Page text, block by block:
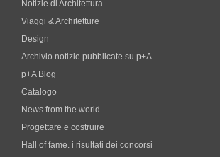
Notizie di Architettura
Viaggi & Architetture
Design
Archivio notizie pubblicate su p+A
p+A Blog
Catalogo
News from the world
Progettare e costruire
Hall of fame. i risultati dei concorsi